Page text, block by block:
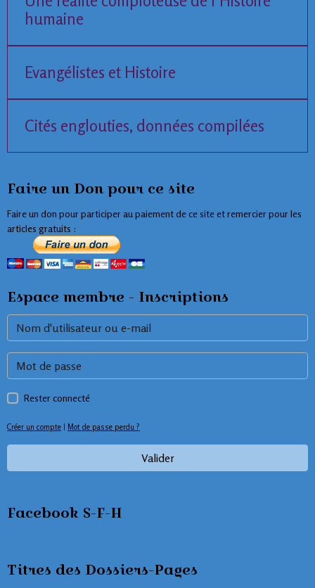
humaine
Evangélistes et Histoire
Cités englouties, données compilées
Faire un Don pour ce site
Faire un don pour participer au paiement de ce site et remercier pour les
articles gratuits :
Espace membre - Inscriptions
Rester connecté
Créer un compte Mot de passe perdu ?
Valider
Facebook S-F-H
Titres des Dossiers-Pages